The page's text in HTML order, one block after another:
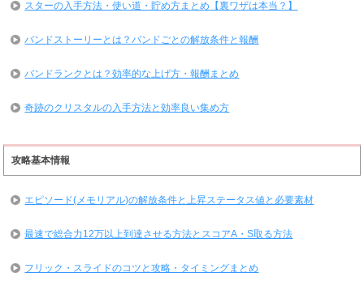
スターの入手方法・使い道・貯め方まとめ【裏ワザは本当？】
バンドストーリーとは？バンドごとの解放条件と報酬
バンドランクとは？効率的な上げ方・報酬まとめ
奇跡のクリスタルの入手方法と効率良い集め方
攻略基本情報
エピソード(メモリアル)の解放条件と上昇ステータス値と必要素材
最速で総合力12万以上到達させる方法とスコアA・S取る方法
フリック・スライドのコツと攻略・タイミングまとめ